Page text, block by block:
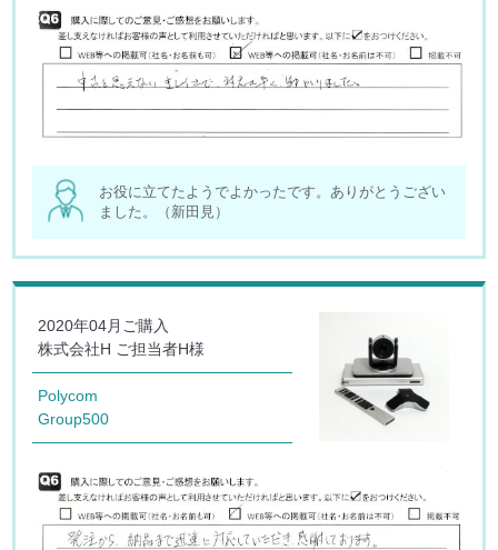
お役に立てたようでよかったです。ありがとうござい
ました。（新田見）
2020年04月ご購入
株式会社H ご担当者H様
Polycom
Group500